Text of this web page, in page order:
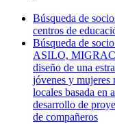
Búsqueda de
centros de
Búsqueda de
ASILO,
diseño de una
jóvenes y mujeres
locales basada en
desarrollo de
de compañeros